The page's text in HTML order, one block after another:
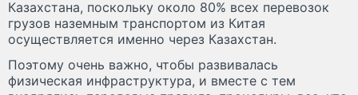
Казахстана, поскольку около 80% всех перевозок
грузов наземным транспортом из Китая
осуществляется именно через Казахстан.
Поэтому очень важно, чтобы развивалась
физическая инфраструктура, и вместе с тем